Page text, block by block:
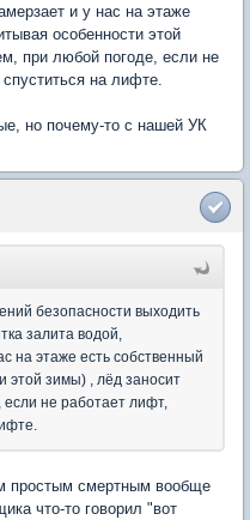
и у нас на этаже
особенности этой
при любой погоде, если не
на лифте.
но почему-то с нашей УК
безопасности выходить
залита водой,
на этаже есть собственный
этой зимы) , лёд заносит
не работает лифт,
простым смертным вообще
что-то говорил "вот